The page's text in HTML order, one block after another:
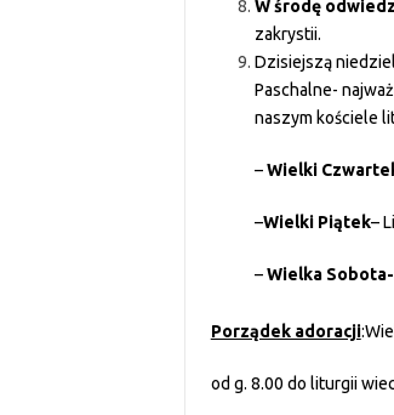
W środę
zakrystii.
Dzisiejszą
Paschalne-
naszym kościele
–Wielki
–Wielki Piątek–
–Wielka Sobota-
Porządek adoracji
od g. 8.00 do liturgii